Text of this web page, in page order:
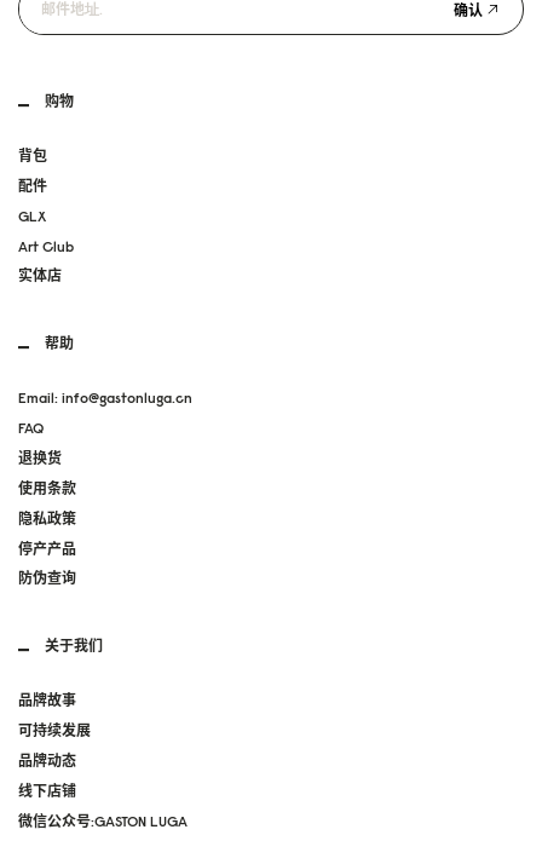
购物
背包
配件
GLX
Art Club
实体店
帮助
Email: info@gastonluga.cn
FAQ
退换货
使用条款
隐私政策
停产产品
防伪查询
关于我们
品牌故事
可持续发展
品牌动态
线下店铺
微信公众号:GASTON LUGA
确认